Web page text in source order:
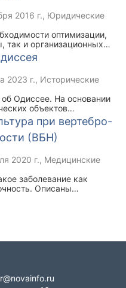
2016 г., Юридические
оптимизации,
так и организационных
полиции
которых формально
установления за ними
с которыми в
УУП при осуществлении
2023 г., Исторические
Одиссее. На основании
объектов
Одиссея. События,
границах Эгейского,
Тунисского пролива,
Аида может быть
Везувия. Данная
архаичных
предположение,
примерно
извержение Везувия. В те
при вертебро-
(ВБН)
2020 г., Медицинские
заболевание как
Описаны